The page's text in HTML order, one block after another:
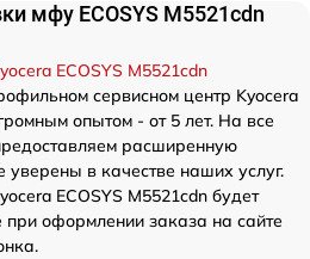
мфу ECOSYS M5521cdn
ECOSYS M5521cdn
сервисном центр Kyocera
опытом - от 5 лет. На все
расширенную
в качестве наших услуг.
ECOSYS M5521cdn будет
при оформлении заказа на сайте